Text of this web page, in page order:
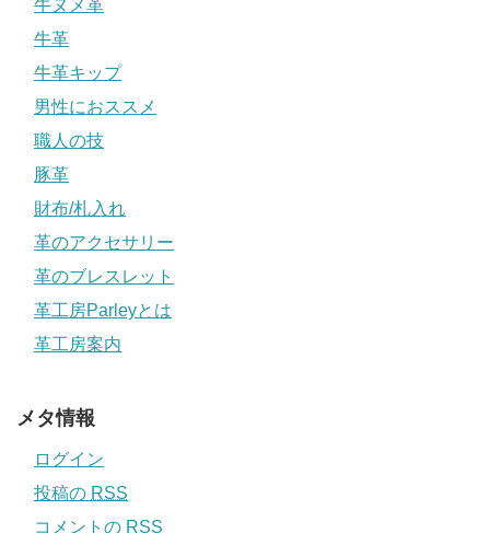
牛ヌメ革
牛革
牛革キップ
男性におススメ
職人の技
豚革
財布/札入れ
革のアクセサリー
革のブレスレット
革工房Parleyとは
革工房案内
メタ情報
ログイン
投稿の RSS
コメントの RSS